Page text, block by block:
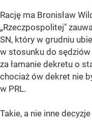
Rację ma Bronisław
„Rzeczpospolitej"
SN, który w grudniu
w stosunku do
za łamanie dekretu o
chociaż ów dekret nie
w PRL.
Takie, a nie inne